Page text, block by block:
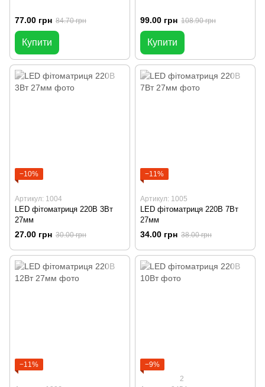
77.00 грн 84.70 грн
Купити
99.00 грн 108.90 грн
Купити
−10%
Артикул: 1004
LED фітоматриця 220В 3Вт
27мм
27.00 грн 30.00 грн
−11%
Артикул: 1005
LED фітоматриця 220В 7Вт
27мм
34.00 грн 38.00 грн
−11%
−9%
2